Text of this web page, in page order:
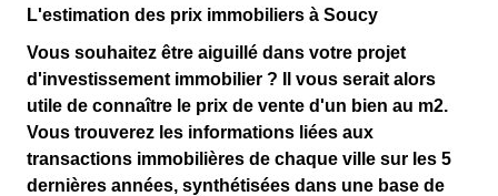
L'estimation des prix immobiliers à Soucy
Vous souhaitez être aiguillé dans votre projet
d'investissement immobilier ? Il vous serait alors
utile de connaître le prix de vente d'un bien au m2.
Vous trouverez les informations liées aux
transactions immobilières de chaque ville sur les 5
dernières années, synthétisées dans une base de